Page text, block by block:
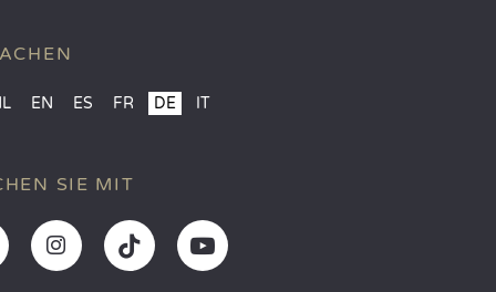
EN ES FR DE IT
SIE MIT